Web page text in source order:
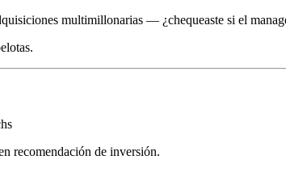
multimillonarias — ¿chequeaste si el
recomendación de inversión.